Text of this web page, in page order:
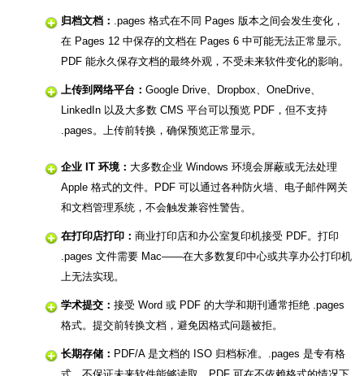
归档文档： .pages 格式在不同 Pages 版本之间会发生变化，
在 Pages 12 中保存的文档在 Pages 6 中可能无法正常显示。
PDF 能永久保存文档的最终外观，不受未来软件变化的影响。
上传到网络平台： Google Drive、Dropbox、OneDrive、
LinkedIn 以及大多数 CMS 平台可以预览 PDF，但不支持
.pages。上传前转换，确保预览正常显示。
企业 IT 环境： 大多数企业 Windows 环境会屏蔽或无法处理
Apple 格式的文件。PDF 可以通过各种防火墙、电子邮件网关
和文档管理系统，不会触发兼容性警告。
在打印店打印： 商业打印店和办公室复印机接受 PDF。打印
.pages 文件需要 Mac——在大多数复印中心或共享办公打印机
上无法实现。
学术提交： 接受 Word 或 PDF 的大学和期刊通常拒绝 .pages
格式。提交前转换文档，避免因格式问题被拒。
长期存储： PDF/A 是文档的 ISO 归档标准。.pages 是专有格